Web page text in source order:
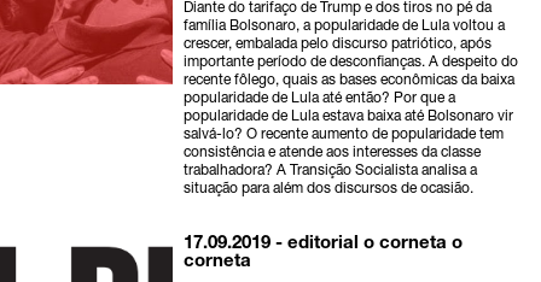
Diante do tarifaço de Trump e dos tiros no pé da
família Bolsonaro, a popularidade de Lula voltou a
crescer, embalada pelo discurso patriótico, após
importante período de desconfianças. A despeito do
recente fôlego, quais as bases econômicas da baixa
popularidade de Lula até então? Por que a
popularidade de Lula estava baixa até Bolsonaro vir
salvá-lo? O recente aumento de popularidade tem
consistência e atende aos interesses da classe
trabalhadora? A Transição Socialista analisa a
situação para além dos discursos de ocasião.
17.09.2019 -editorial o corneta o
corneta